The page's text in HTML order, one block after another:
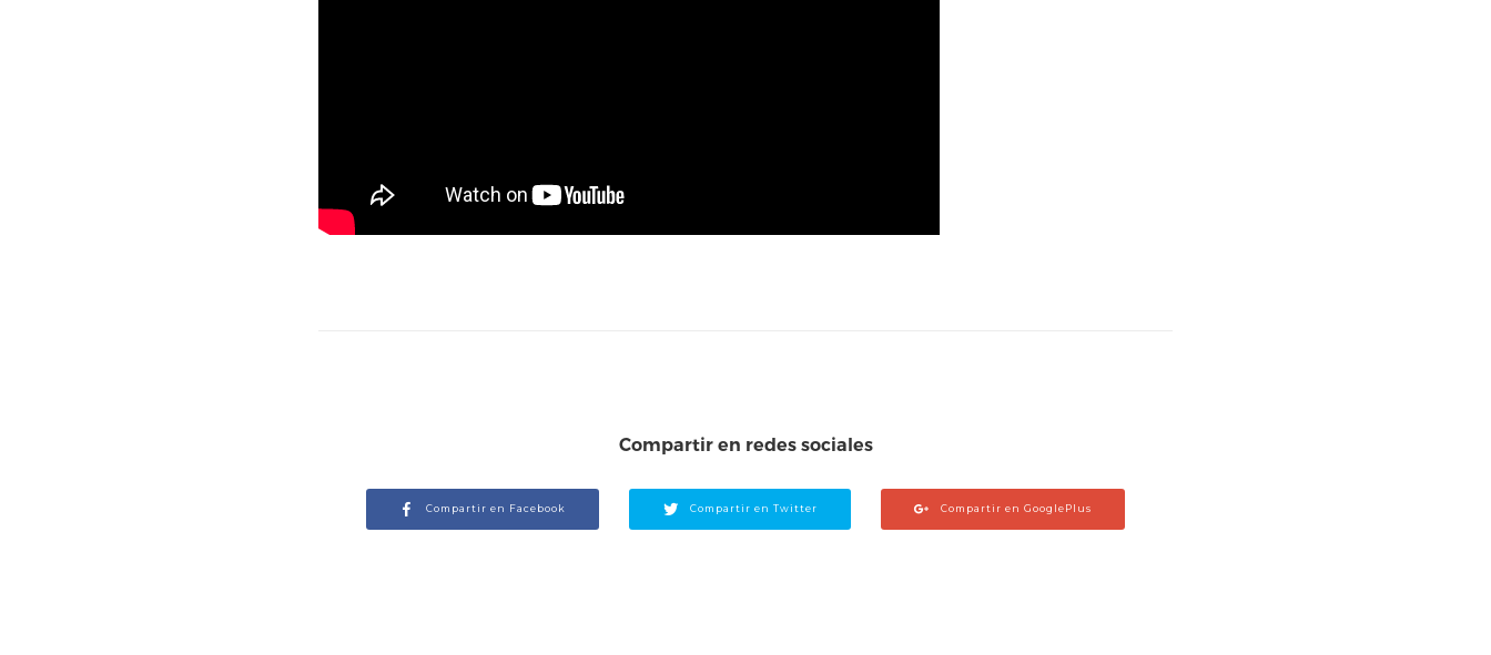
Compartir en redes sociales
Compartir en Facebook Compartir en Twitter Compartir en GooglePlus